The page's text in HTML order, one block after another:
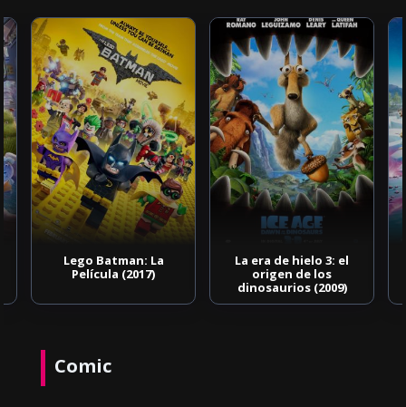
Lego Batman: La
Película (2017)
La era de hielo 3: el
origen de los
dinosaurios (2009)
Comic